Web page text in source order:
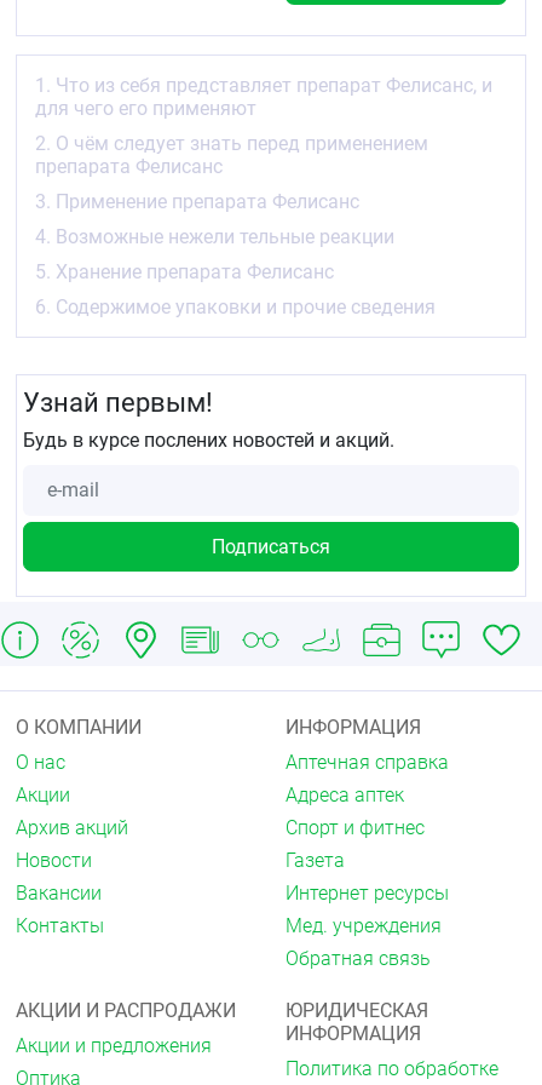
полипропилен. Каждый флакон в комплекте с
пипеткой, с инструкцией по медицинскому
применению (листком-вкладышем) помещают в
пачку картонную.
Держатель регистрационного удостоверения
Индия
Гленмарк Фармасьютикалз Лтд.. Индия
В/2 Махалакшми Чемберз. 22 Бхулабхай Десай
Производитель
Glenmark Pharmaceuticals Ltd.
Гленмарк Фармасьютикалз Лтд.. Индия
Участок № Е-37 — 39. D-Роуд. корпорация
промышленного развития штата Махараштра.
Сатпур. Нашик — 422007
случаях возникновения претензий следует
обращаться к местному представителю держателя
Российская Федерация
ООО «Гленмарк Импэкс»
11 5114. г. Москва, ул. Летниковская, дом 2.
строение 3.
Тел.: (499)951-00-00.
Листок-вкладыш пересмотрен
Прочие источники информации
Подробные сведения о данном препарате
содержатся на веб-сайте Союза
(https://eec.eaeunion.org).
1. Что из себя представляет препарат Фелисанс, и
для чего его применяют
2. О чём следует знать перед применением
препарата Фелисанс
3. Применение препарата Фелисанс
4. Возможные нежели тельные реакции
5. Хранение препарата Фелисанс
6. Содержимое упаковки и прочие сведения
Узнай первым!
Будь в курсе послених новостей и акций.
О КОМПАНИИ
О нас
Акции
Архив акций
Новости
Вакансии
Контакты
ИНФОРМАЦИЯ
Аптечная справка
Адреса аптек
Спорт и фитнес
Газета
Интернет ресурсы
Мед. учреждения
Обратная связь
АКЦИИ И РАСПРОДАЖИ
Акции и предложения
Оптика
ЮРИДИЧЕСКАЯ
ИНФОРМАЦИЯ
Политика по обработке